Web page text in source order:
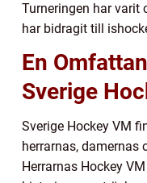
Turneringen har varit
har bidragit till
En
Sverige
Sverige Hockey VM
herrarnas, damernas
Herrarnas Hockey